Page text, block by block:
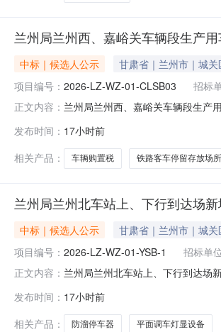
兰州局兰州西、嘉峪关车辆段生产
中标｜候选人公示 甘肃省｜兰州市｜城关
项目编号： 2026-LZ-WZ-01-CLSB03 招标
正文内容： 兰州局兰州西、嘉峪关车辆段生产
WZ-01-CLSB03三、采购公告日
发布时间： 17小时前
相关产品：
车辆购置税 铁路客车停留存放场
兰州局兰州北车站上、下行到达场
中标｜候选人公示 甘肃省｜兰州市｜城关
项目编号： 2026-LZ-WZ-01-YSB-1 招标单
正文内容： 兰州局兰州北车站上、下行到达场
铁路兰州局集团有限公司运输部
发布时间： 17小时前
相关产品：
防溜停车器 平面调车灯显设备